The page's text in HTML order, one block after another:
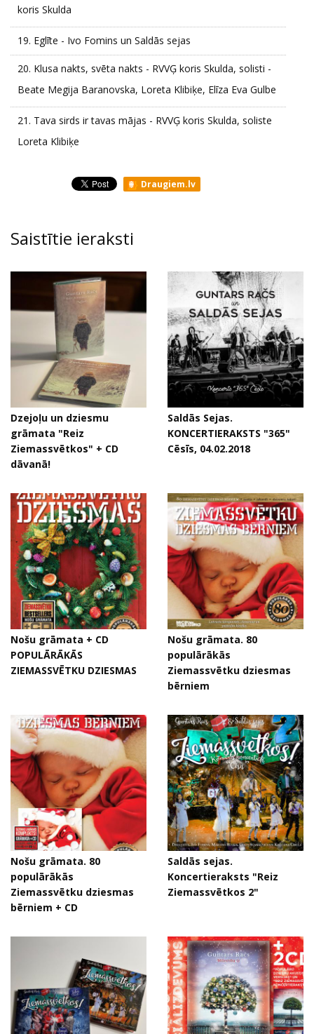
koris Skulda
19. Eglīte - Ivo Fomins un Saldās sejas
20. Klusa nakts, svēta nakts - RVVĢ koris Skulda, solisti -
Beate Megija Baranovska, Loreta Klibiķe, Elīza Eva Gulbe
21. Tava sirds ir tavas mājas - RVVĢ koris Skulda, soliste
Loreta Klibiķe
Draugiem.lv
Saistītie ieraksti
Dzejoļu un dziesmu
grāmata "Reiz
Ziemassvētkos" + CD
dāvanā!
Saldās Sejas.
KONCERTIERAKSTS "365"
Cēsīs, 04.02.2018
Nošu grāmata + CD
POPULĀRĀKĀS
ZIEMASSVĒTKU DZIESMAS
Nošu grāmata. 80
populārākās
Ziemassvētku dziesmas
bērniem
Nošu grāmata. 80
populārākās
Ziemassvētku dziesmas
bērniem + CD
Saldās sejas.
Koncertieraksts "Reiz
Ziemassvētkos 2"